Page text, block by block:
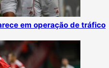
em operação de tráfico